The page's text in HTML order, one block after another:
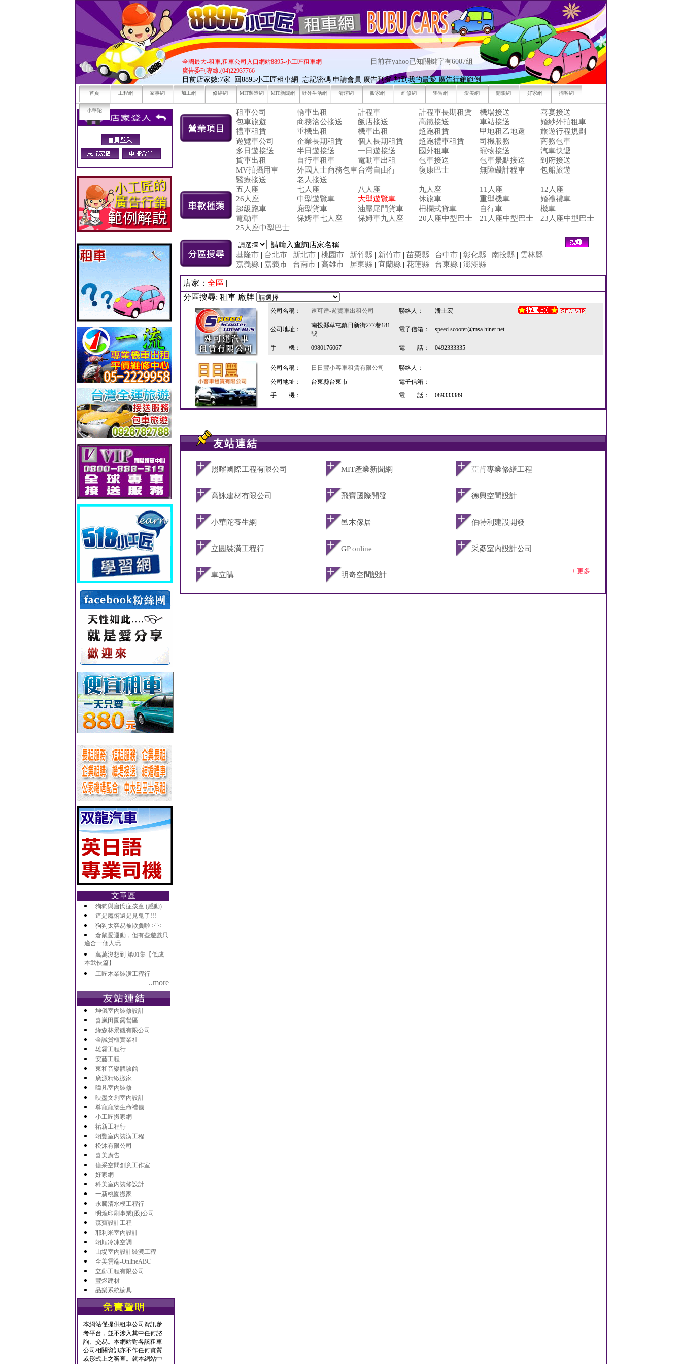
全國最大-租車,租車公司入口網站8895-小工匠租車網 目前在yahoo已知關鍵字有6007組
廣告委刊專線:(04)22937766
目前店家數:7家 回8895小工匠租車網 忘記密碼 申請會員 廣告刊登 加到我的最愛 廣告行銷範例
首頁 工程網 家事網 加工網 修繕網 MIT製造網 MIT新聞網 野外生活網 清潔網 搬家網 維修網 學習網 愛美網 開鎖網 好家網 掏客網
小華陀
文章區
狗狗與唐氏症孩童 (感動)
這是魔術還是見鬼了!!!
狗狗太容易被欺負啦 >"<
倉鼠愛運動，但有些遊戲只
適合一個人玩...
萬萬沒想到 第01集【低成
本武俠篇】
工匠木業裝潢工程行
..more
坤儀室內裝修設計
喜嵐田園露營區
綠森林景觀有限公司
金誠貨櫃實業社
雄霸工程行
安藤工程
東和音樂體驗館
廣源精緻搬家
暐凡室內裝修
映墨文創室內設計
尊寵寵物生命禮儀
小工匠搬家網
祐新工程行
翊豐室內裝潢工程
松沐有限公司
喜美廣告
億采空間創意工作室
好家網
科美室內裝修設計
一新桃園搬家
永騰清水模工程行
明煌印刷事業(股)公司
森寶設計工程
耶利米室內設計
翊順冷凍空調
山堤室內設計裝潢工程
全美雲端-OnlineABC
立郕工程有限公司
豐煜建材
品樂系統櫥具
本網站僅提供租車公司資訊參
考平台，並不涉入其中任何諮
詢、交易。本網站對各該租車
公司相關資訊亦不作任何實質
或形式上之審查。就本網站中
租車公司 轎車出租 計程車 計程車長期租賃 機場接送
喜宴接送
包車旅遊
商務洽公接送 飯店接送 高鐵接送 車站接送
婚紗外拍租車
禮車租賃
重機出租 機車出租 超跑租賃 甲地租乙地還
旅遊行程規劃
遊覽車公司
企業長期租賃 個人長期租賃 超跑禮車租賃 司機服務
商務包車
多日遊接送
半日遊接送 一日遊接送 國外租車 寵物接送
汽車快遞
貨車出租
自行車租車 電動車出租 包車接送 包車景點接送
到府接送
MV拍攝用車
外國人士商務包車台灣自由行 復康巴士 無障礙計程車
包船旅遊
醫療接送
老人接送
五人座
七人座 八人座 九人座 11人座
12人座
26人座
中型遊覽車 大型遊覽車 休旅車 重型機車
婚禮禮車
超級跑車
廂型貨車 油壓尾門貨車 柵欄式貨車 自行車
機車
電動車
保姆車七人座 保姆車九人座 20人座中型巴士 21人座中型巴士
23人座中型巴士
25人座中型巴士
請輸入查詢店家名稱
基隆市 | 台北市 | 新北市 | 桃園市 | 新竹縣 | 新竹市 | 苗栗縣 | 台中市 | 彰化縣 | 南投縣 | 雲林縣
嘉義縣 | 嘉義市 | 台南市 | 高雄市 | 屏東縣 | 宜蘭縣 | 花蓮縣 | 台東縣 | 澎湖縣
店家： 全區 |
分區搜尋: 租車 廠牌
公司名稱： 速可達-遊覽車出租公司 聯絡人： 潘士宏
公司地址：
南投縣草屯鎮日新街277巷181
號
電子信箱： speed.scooter@msa.hinet.net
手 機： 0980176067 電 話： 0492333335
公司名稱： 日日豐小客車租賃有限公司
聯絡人：
公司地址：
台東縣台東市
電子信箱：
手 機：
電 話： 089333389
友站連結
照曜國際工程有限公司 MIT產業新聞網 亞肯專業修繕工程
高詠建材有限公司 飛寶國際開發 德興空間設計
小華陀養生網 邑木傢居 伯特利建設開發
立圓裝潢工程行 GP online 采彥室內設計公司
車立購 明奇空間設計 + 更多